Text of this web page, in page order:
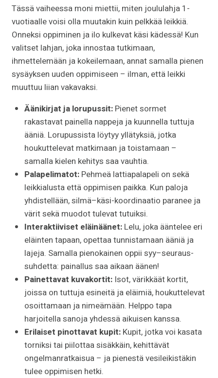
Tässä vaiheessa moni miettii, miten joululahja 1-
vuotiaalle voisi olla muutakin kuin pelkkää leikkiä.
Onneksi oppiminen ja ilo kulkevat käsi kädessä! Kun
valitset lahjan, joka innostaa tutkimaan,
ihmettelemään ja kokeilemaan, annat samalla pienen
sysäyksen uuden oppimiseen – ilman, että leikki
muuttuu liian vakavaksi.
Äänikirjat ja lorupussit:Pienet sormet
rakastavat painella nappeja ja kuunnella tuttuja
ääniä. Lorupussista löytyy yllätyksiä, jotka
houkuttelevat matkimaan ja toistamaan –
samalla kielen kehitys saa vauhtia.
Palapelimatot:Pehmeä lattiapalapeli on sekä
leikkialusta että oppimisen paikka. Kun paloja
yhdistellään, silmä–käsi-koordinaatio paranee ja
värit sekä muodot tulevat tutuiksi.
Interaktiiviset eläinäänet:Lelu, joka ääntelee eri
eläinten tapaan, opettaa tunnistamaan ääniä ja
lajeja. Samalla pienokainen oppii syy–seuraus-
suhdetta: painallus saa aikaan äänen!
Painettavat kuvakortit:Isot, värikkäät kortit,
joissa on tuttuja esineitä ja eläimiä, houkuttelevat
osoittamaan ja nimeämään. Helppo tapa
harjoitella sanoja yhdessä aikuisen kanssa.
Erilaiset pinottavat kupit:Kupit, jotka voi kasata
torniksi tai piilottaa sisäkkäin, kehittävät
ongelmanratkaisua – ja pienestä vesileikistäkin
tulee oppimisen hetki.